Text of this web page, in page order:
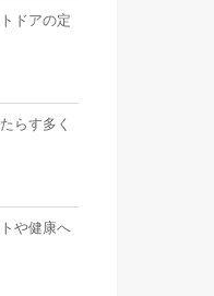
ドアの定
らす多く
や健康へ